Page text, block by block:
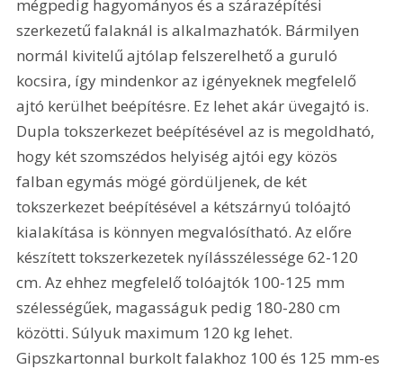
mégpedig hagyományos és a szárazépítési
szerkezetű falaknál is alkalmazhatók. Bármilyen
normál kivitelű ajtólap felszerelhető a guruló
kocsira, így mindenkor az igényeknek megfelelő
ajtó kerülhet beépítésre. Ez lehet akár üvegajtó is.
Dupla tokszerkezet beépítésével az is megoldható,
hogy két szomszédos helyiség ajtói egy közös
falban egymás mögé gördüljenek, de két
tokszerkezet beépítésével a kétszárnyú tolóajtó
kialakítása is könnyen megvalósítható. Az előre
készített tokszerkezetek nyílásszélessége 62-120
cm. Az ehhez megfelelő tolóajtók 100-125 mm
szélességűek, magasságuk pedig 180-280 cm
közötti. Súlyuk maximum 120 kg lehet.
Gipszkartonnal burkolt falakhoz 100 és 125 mm-es